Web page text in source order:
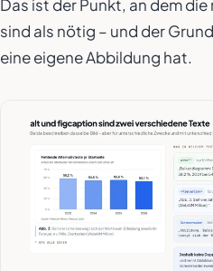
Das ist der Punkt, an dem
sind als nötig – und der
eine eigene Abbildung hat.